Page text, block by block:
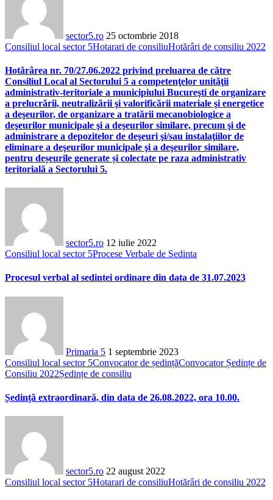
sector5.ro 25 octombrie 2018
Consiliul local sector 5Hotarari de consiliuHotărâri de consiliu 2022
Hotărârea nr. 70/27.06.2022 privind preluarea de către
Consiliul Local al Sectorului 5 a competenţelor unităţii
administrativ-teritoriale a municipiului Bucureşti de organizare
a prelucrării, neutralizării şi valorificării materiale şi energetice
a deşeurilor, de organizare a tratării mecanobiologice a
deşeurilor municipale şi a deşeurilor similare, precum şi de
administrare a depozitelor de deşeuri şi/sau instalaţiilor de
eliminare a deşeurilor municipale şi a deşeurilor similare,
pentru deșeurile generate și colectate pe raza administrativ
teritorială a Sectorului 5.
sector5.ro 12 iulie 2022
Consiliul local sector 5Procese Verbale de Sedinta
Procesul verbal al sedintei ordinare din data de 31.07.2023
Primaria 5 1 septembrie 2023
Consiliul local sector 5Convocator de ședințăConvocator Ședințe de
Consiliu 2022Ședințe de consiliu
Ședință extraordinară, din data de 26.08.2022, ora 10.00.
sector5.ro 22 august 2022
Consiliul local sector 5Hotarari de consiliuHotărâri de consiliu 2022